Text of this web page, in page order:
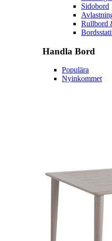
Sidobord
Rullbord
Handla Bord
Populära
Nyinkommet